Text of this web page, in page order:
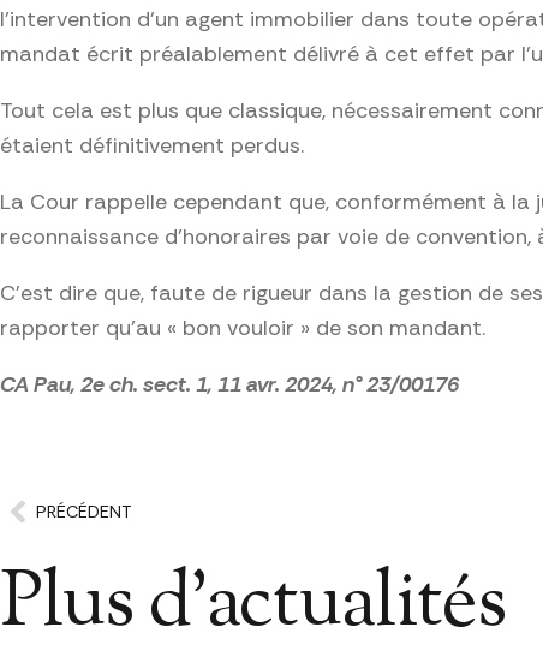
l’intervention d’un agent immobilier dans toute
mandat écrit préalablement délivré à cet effet par
Tout cela est plus que classique, nécessairement
étaient définitivement perdus.
La Cour rappelle cependant que, conformément à la
reconnaissance d’honoraires par voie de
C’est dire que, faute de rigueur dans la gestion de
rapporter qu’au « bon vouloir » de son mandant.
CA Pau, 2e ch. sect. 1, 11 avr. 2024, n° 23/00176
PRÉCÉDENT
Plus d'actualités